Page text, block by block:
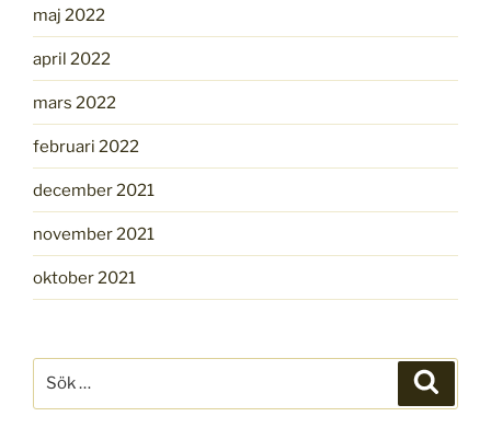
maj 2022
april 2022
mars 2022
februari 2022
december 2021
november 2021
oktober 2021
efter: